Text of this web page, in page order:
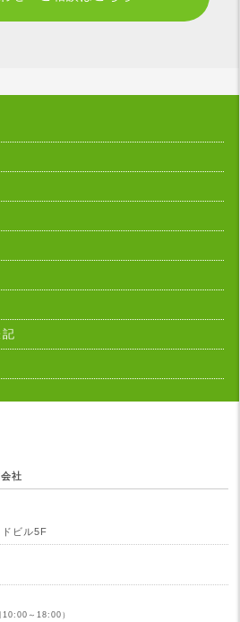
社
ビル5F
10:00～18:00）